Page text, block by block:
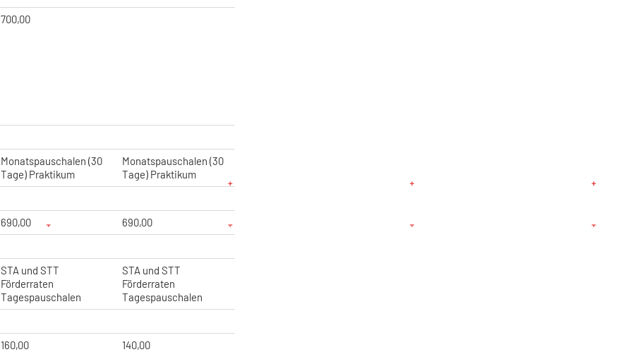
700,00
Monatspauschalen (30
Tage) Praktikum
Monatspauschalen (30
Tage) Praktikum
690,00 690,00
STA und STT
Förderraten
Tagespauschalen
STA und STT
Förderraten
Tagespauschalen
160,00 140,00